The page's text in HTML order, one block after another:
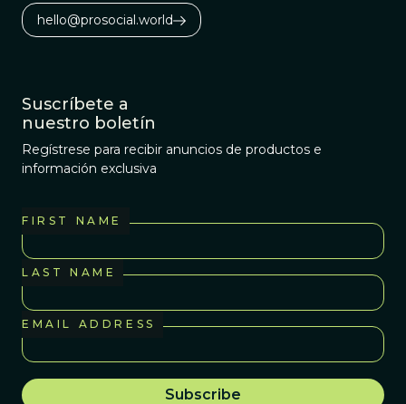
hello@prosocial.world
Suscríbete a
nuestro boletín
Regístrese para recibir anuncios de productos e
información exclusiva
FIRST NAME
LAST NAME
EMAIL ADDRESS